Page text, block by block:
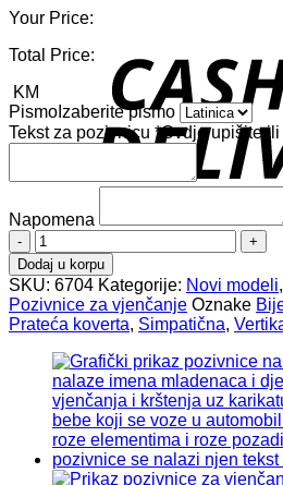
Your Price:
Total Price:
KM
Pismo Izaberite pismo
Tekst za pozivnicu *Ovdje upišite
Napomena
Pozivnice
za
vjenčanje
6704
količina
Dodaj u korpu
SKU: 6704 Kategorije: Novi modeli,
Pozivnice za vjenčanje Oznake
Prateća koverta, Simpatična,